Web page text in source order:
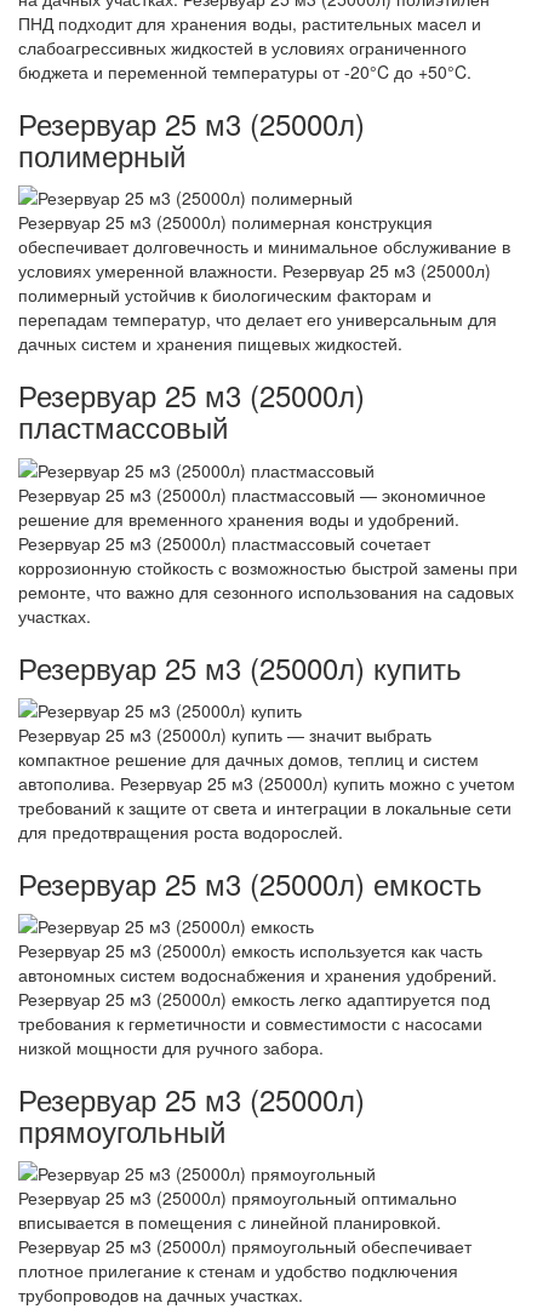
ПНД подходит для хранения воды, растительных масел и
слабоагрессивных жидкостей в условиях ограниченного
бюджета и переменной температуры от -20°C до +50°C.
Резервуар 25 м3 (25000л)
полимерный
Резервуар 25 м3 (25000л) полимерная конструкция
обеспечивает долговечность и минимальное обслуживание в
условиях умеренной влажности. Резервуар 25 м3 (25000л)
полимерный устойчив к биологическим факторам и
перепадам температур, что делает его универсальным для
дачных систем и хранения пищевых жидкостей.
Резервуар 25 м3 (25000л)
пластмассовый
Резервуар 25 м3 (25000л) пластмассовый — экономичное
решение для временного хранения воды и удобрений.
Резервуар 25 м3 (25000л) пластмассовый сочетает
коррозионную стойкость с возможностью быстрой замены при
ремонте, что важно для сезонного использования на садовых
участках.
Резервуар 25 м3 (25000л) купить
Резервуар 25 м3 (25000л) купить — значит выбрать
компактное решение для дачных домов, теплиц и систем
автополива. Резервуар 25 м3 (25000л) купить можно с учетом
требований к защите от света и интеграции в локальные сети
для предотвращения роста водорослей.
Резервуар 25 м3 (25000л) емкость
Резервуар 25 м3 (25000л) емкость используется как часть
автономных систем водоснабжения и хранения удобрений.
Резервуар 25 м3 (25000л) емкость легко адаптируется под
требования к герметичности и совместимости с насосами
низкой мощности для ручного забора.
Резервуар 25 м3 (25000л)
прямоугольный
Резервуар 25 м3 (25000л) прямоугольный оптимально
вписывается в помещения с линейной планировкой.
Резервуар 25 м3 (25000л) прямоугольный обеспечивает
плотное прилегание к стенам и удобство подключения
трубопроводов на дачных участках.